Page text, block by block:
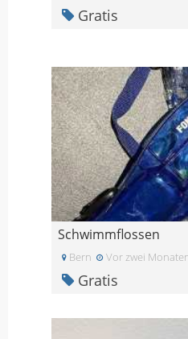
Gratis
Schwimmflossen
Bern Vor zwei
Gratis